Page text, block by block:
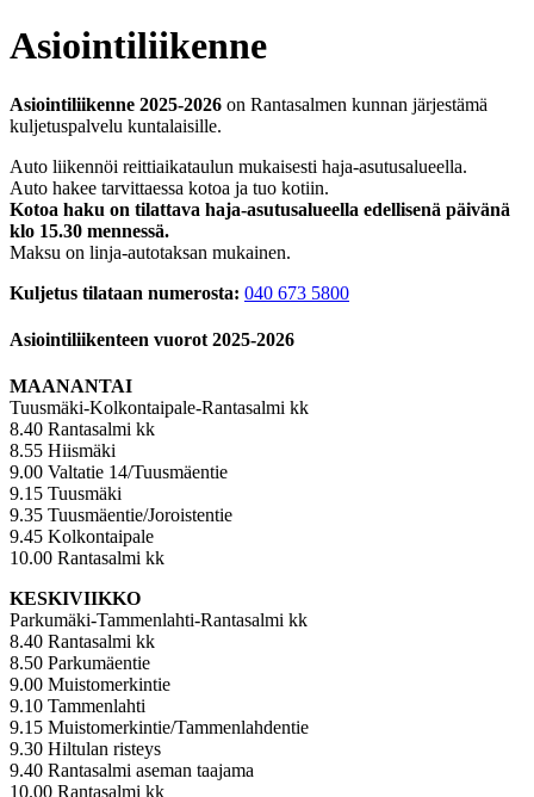
Asiointiliikenne
Asiointiliikenne 2025-2026 on Rantasalmen kunnan järjestämä
kuljetuspalvelu kuntalaisille.
Auto liikennöi reittiaikataulun mukaisesti haja-asutusalueella.
Auto hakee tarvittaessa kotoa ja tuo kotiin.
Kotoa haku on tilattava haja-asutusalueella edellisenä päivänä
klo 15.30 mennessä.
Maksu on linja-autotaksan mukainen.
Kuljetus tilataan numerosta: 040 673 5800
Asiointiliikenteen vuorot 2025-2026
MAANANTAI
Tuusmäki-Kolkontaipale-Rantasalmi kk
8.40 Rantasalmi kk
8.55 Hiismäki
9.00 Valtatie 14/Tuusmäentie
9.15 Tuusmäki
9.35 Tuusmäentie/Joroistentie
9.45 Kolkontaipale
10.00 Rantasalmi kk
KESKIVIIKKO
Parkumäki-Tammenlahti-Rantasalmi kk
8.40 Rantasalmi kk
8.50 Parkumäentie
9.00 Muistomerkintie
9.10 Tammenlahti
9.15 Muistomerkintie/Tammenlahdentie
9.30 Hiltulan risteys
9.40 Rantasalmi aseman taajama
10.00 Rantasalmi kk